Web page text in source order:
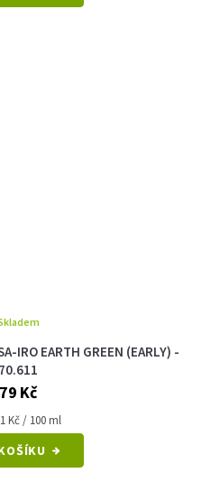
IRO EARTH GREEN (EARLY) -
70.611
79 Kč
Kč / 100 ml